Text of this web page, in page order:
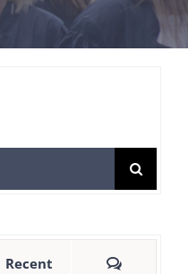
Recent